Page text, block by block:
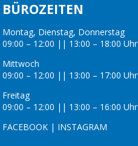
BÜROZEITEN
Montag, Dienstag, Donnerstag
09:00 – 12:00 || 13:00 – 18:00 Uhr
Mittwoch
09:00 – 12:00 || 13:00 – 17:00 Uhr
Freitag
09:00 – 12:00 || 13:00 – 16:00 Uhr
FACEBOOK | INSTAGRAM